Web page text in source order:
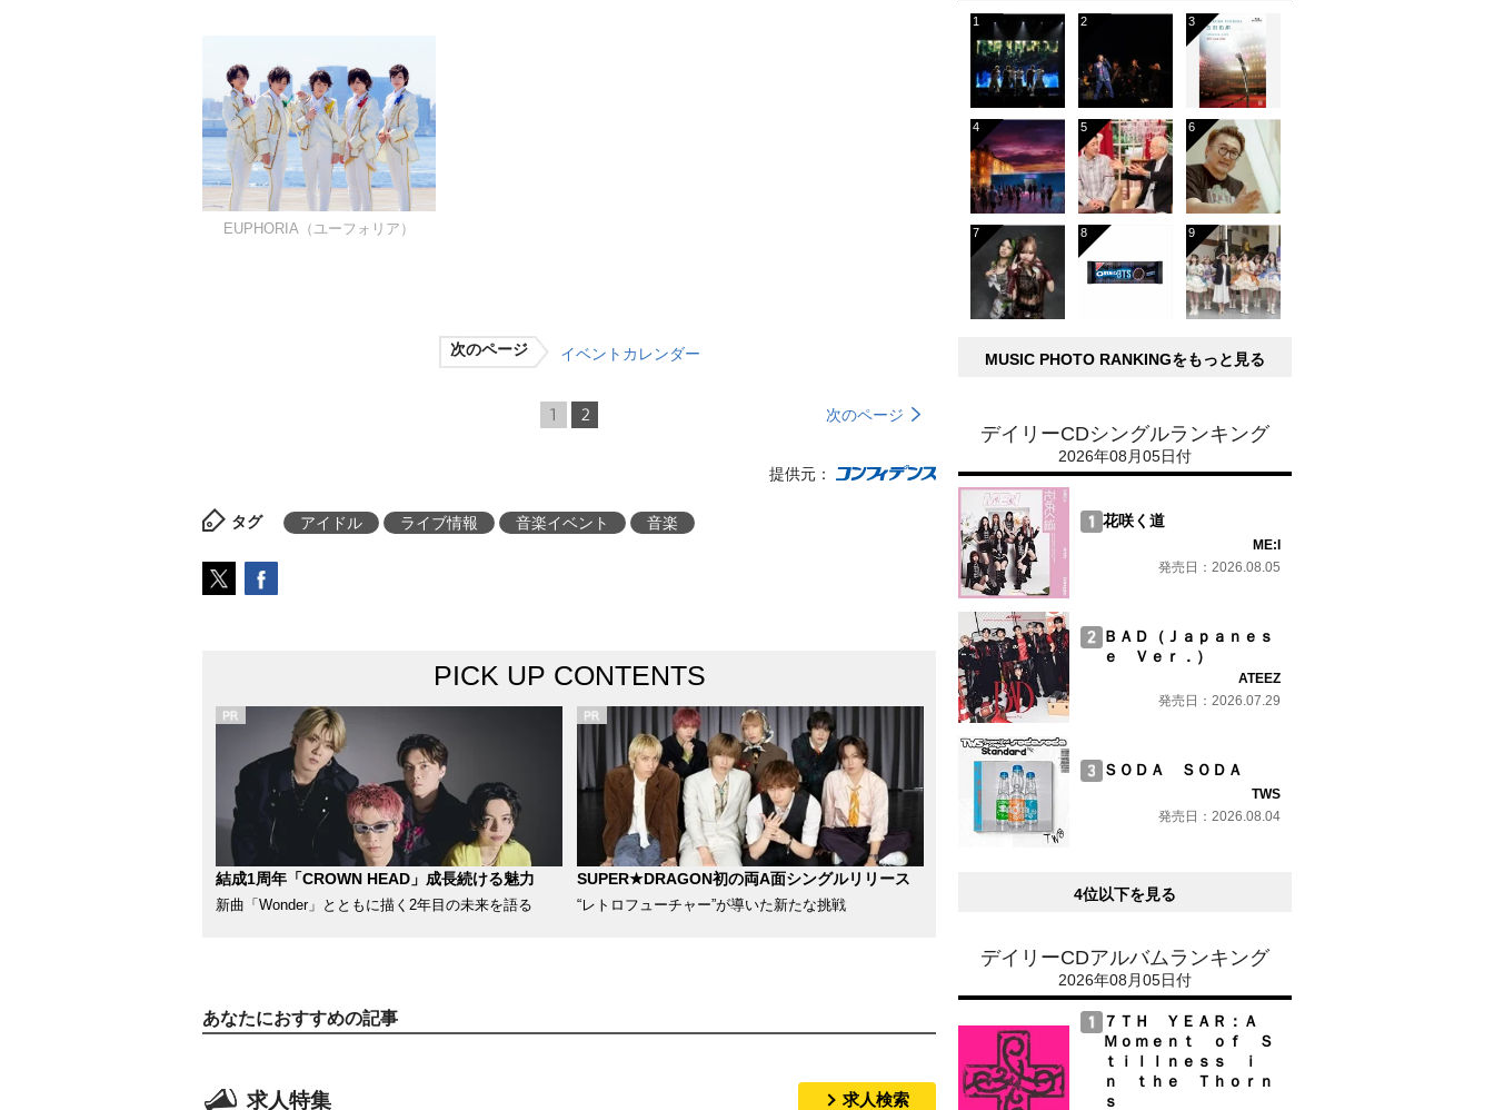
EUPHORIA（ユーフォリア）
次のページ イベントカレンダー
1 2 次のページ
提供元：
タグ アイドル ライブ情報 音楽イベント 音楽
PICK UP CONTENTS
結成1周年「CROWN HEAD」成長続ける魅力
新曲「Wonder」とともに描く2年目の未来を語る
SUPER★DRAGON初の両A面シングルリリース
“レトロフューチャー”が導いた新たな挑戦
あなたにおすすめの記事
求人特集 求人検索
MUSIC PHOTO RANKINGをもっと見る
デイリーCDシングルランキング
2026年08月05日付
花咲く道
ME:I
発売日：2026.08.05
ＢＡＤ（Ｊａｐａｎｅｓ
ｅ Ｖｅｒ．）
ATEEZ
発売日：2026.07.29
ＳＯＤＡ ＳＯＤＡ
TWS
発売日：2026.08.04
4位以下を見る
デイリーCDアルバムランキング
2026年08月05日付
７ＴＨ ＹＥＡＲ：Ａ
Ｍｏｍｅｎｔ ｏｆ Ｓ
ｔｉｌｌｎｅｓｓ ｉ
ｎ ｔｈｅ Ｔｈｏｒｎ
ｓ